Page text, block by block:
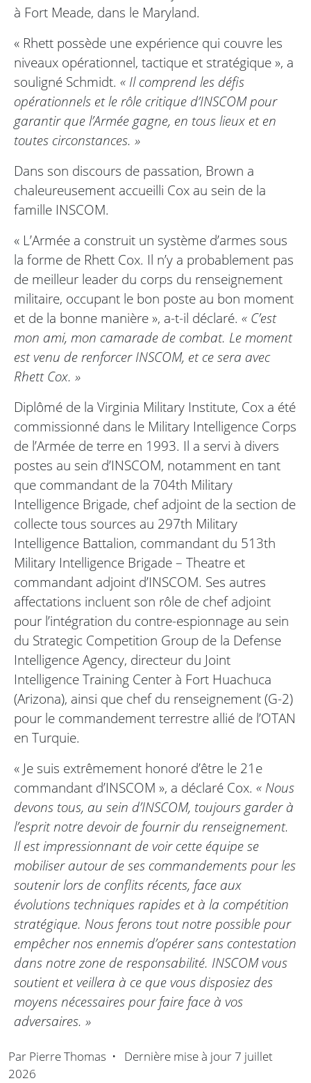
à Fort Meade, dans le Maryland.
« Rhett possède une expérience qui couvre les
niveaux opérationnel, tactique et stratégique », a
souligné Schmidt. « Il comprend les défis
opérationnels et le rôle critique d’INSCOM pour
garantir que l’Armée gagne, en tous lieux et en
toutes circonstances. »
Dans son discours de passation, Brown a
chaleureusement accueilli Cox au sein de la
famille INSCOM.
« L’Armée a construit un système d’armes sous
la forme de Rhett Cox. Il n’y a probablement pas
de meilleur leader du corps du renseignement
militaire, occupant le bon poste au bon moment
et de la bonne manière », a-t-il déclaré. « C’est
mon ami, mon camarade de combat. Le moment
est venu de renforcer INSCOM, et ce sera avec
Rhett Cox. »
Diplômé de la Virginia Military Institute, Cox a été
commissionné dans le Military Intelligence Corps
de l’Armée de terre en 1993. Il a servi à divers
postes au sein d’INSCOM, notamment en tant
que commandant de la 704th Military
Intelligence Brigade, chef adjoint de la section de
collecte tous sources au 297th Military
Intelligence Battalion, commandant du 513th
Military Intelligence Brigade – Theatre et
commandant adjoint d’INSCOM. Ses autres
affectations incluent son rôle de chef adjoint
pour l’intégration du contre-espionnage au sein
du Strategic Competition Group de la Defense
Intelligence Agency, directeur du Joint
Intelligence Training Center à Fort Huachuca
(Arizona), ainsi que chef du renseignement (G-2)
pour le commandement terrestre allié de l’OTAN
en Turquie.
« Je suis extrêmement honoré d’être le 21e
commandant d’INSCOM », a déclaré Cox. « Nous
devons tous, au sein d’INSCOM, toujours garder à
l’esprit notre devoir de fournir du renseignement.
Il est impressionnant de voir cette équipe se
mobiliser autour de ses commandements pour les
soutenir lors de conflits récents, face aux
évolutions techniques rapides et à la compétition
stratégique. Nous ferons tout notre possible pour
empêcher nos ennemis d’opérer sans contestation
dans notre zone de responsabilité. INSCOM vous
soutient et veillera à ce que vous disposiez des
moyens nécessaires pour faire face à vos
adversaires. »
Par Pierre Thomas • Dernière mise à jour 7 juillet
2026